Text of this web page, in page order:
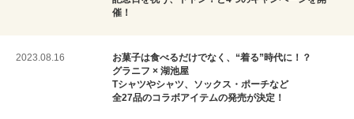
催！
2023.08.16
お菓子は食べるだけでなく、“着る”時代に！？
グラニフ × 湖池屋
Tシャツやシャツ、ソックス・ポーチなど
全27品のコラボアイテムの発売が決定！